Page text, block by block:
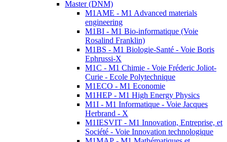
Master (DNM)
M1AME - M1 Advanced materials
engineering
M1BI - M1 Bio-informatique (Voie
Rosalind Franklin)
M1BS - M1 Biologie-Santé - Voie Boris
Ephrussi-X
M1C - M1 Chimie - Voie Fréderic Joliot-
Curie - Ecole Polytechnique
M1ECO - M1 Economie
M1HEP - M1 High Energy Physics
M1I - M1 Informatique - Voie Jacques
Herbrand - X
M1IESVIT - M1 Innovation, Entreprise, et
Société - Voie Innovation technologique